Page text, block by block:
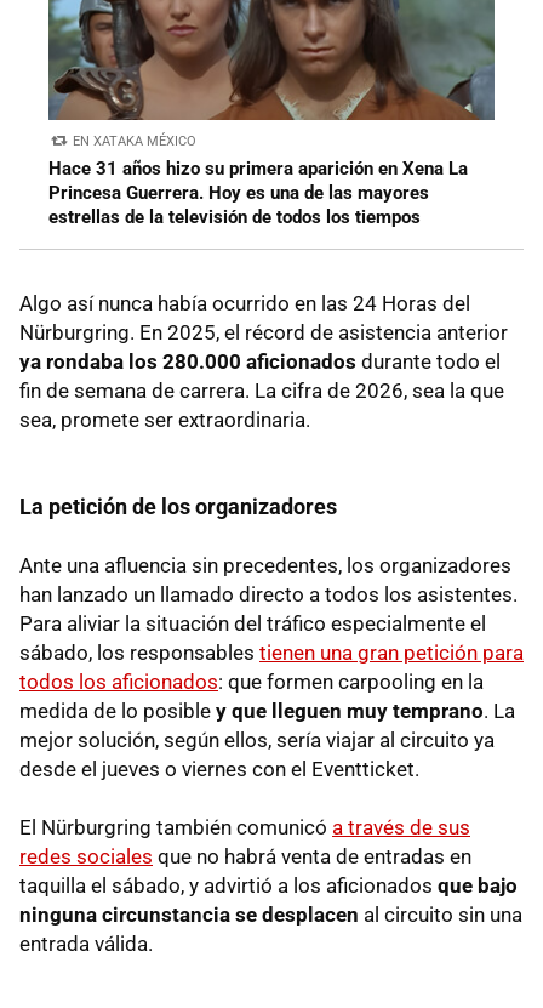
EN XATAKA MÉXICO
Hace 31 años hizo su primera aparición en Xena La
Princesa Guerrera. Hoy es una de las mayores
estrellas de la televisión de todos los tiempos
Algo así nunca había ocurrido en las 24 Horas del
Nürburgring. En 2025, el récord de asistencia anterior
ya rondaba los 280.000 aficionados durante todo el
fin de semana de carrera. La cifra de 2026, sea la que
sea, promete ser extraordinaria.
La petición de los organizadores
Ante una afluencia sin precedentes, los organizadores
han lanzado un llamado directo a todos los asistentes.
Para aliviar la situación del tráfico especialmente el
sábado, los responsables tienen una gran petición para
todos los aficionados: que formen carpooling en la
medida de lo posible y que lleguen muy temprano. La
mejor solución, según ellos, sería viajar al circuito ya
desde el jueves o viernes con el Eventticket.
El Nürburgring también comunicó a través de sus
redes sociales que no habrá venta de entradas en
taquilla el sábado, y advirtió a los aficionados que bajo
ninguna circunstancia se desplacen al circuito sin una
entrada válida.